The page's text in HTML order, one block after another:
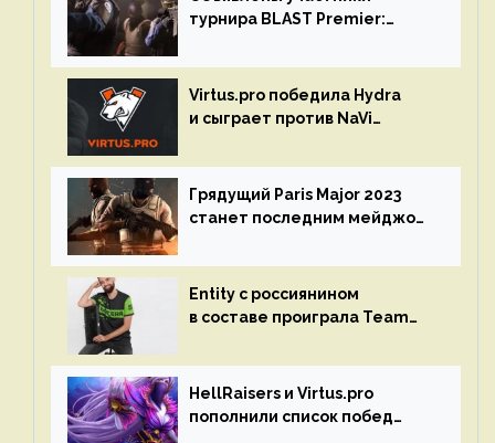
турнира BLAST Premier:
Virtus.pro победила Hydra
и сыграет против NaVi
Грядущий Paris Major 2023
станет последним мейджор-
Entity с россиянином
в составе проиграла Team
HellRaisers и Virtus.pro
пополнили список побед